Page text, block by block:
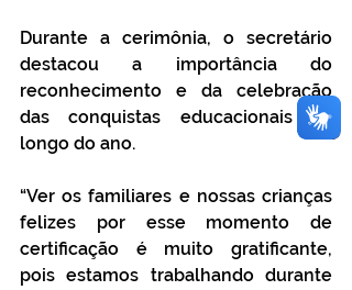
Durante a cerimônia, o secretário
destacou a importância do
reconhecimento e da celebração
das conquistas educacionais ao
longo do ano.
“Ver os familiares e nossas crianças
felizes por esse momento de
certificação é muito gratificante,
pois estamos trabalhando durante